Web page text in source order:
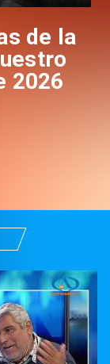
de la
2026